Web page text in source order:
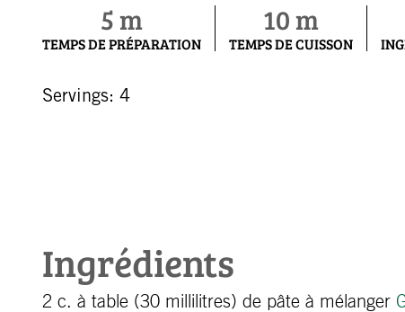
5 m
TEMPS DE PRÉPARATION
10 m
TEMPS DE CUISSON
Servings: 4
Ingrédients
2 c. à table (30 millilitres) de pâte à mélanger